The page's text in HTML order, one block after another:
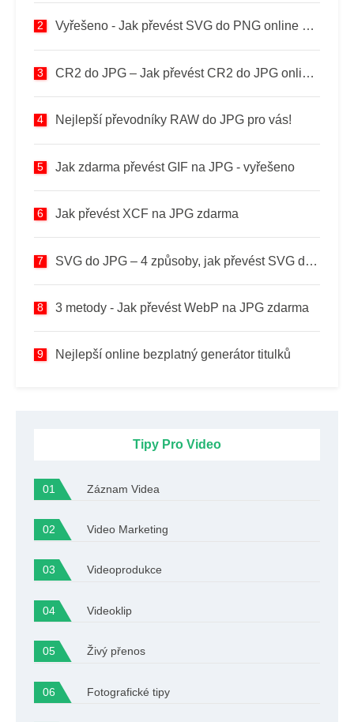
Vyřešeno - Jak převést SVG do PNG online zdarma?
CR2 do JPG – Jak převést CR2 do JPG online zdarma?
Nejlepší převodníky RAW do JPG pro vás!
Jak zdarma převést GIF na JPG - vyřešeno
Jak převést XCF na JPG zdarma
SVG do JPG – 4 způsoby, jak převést SVG do JPG online zdarma
3 metody - Jak převést WebP na JPG zdarma
Nejlepší online bezplatný generátor titulků
Tipy Pro Video
Záznam Videa
Video Marketing
Videoprodukce
Videoklip
Živý přenos
Fotografické tipy